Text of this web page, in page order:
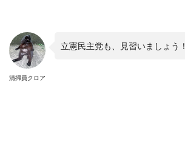
清掃員クロア
立憲民主党も、見習いましょう！